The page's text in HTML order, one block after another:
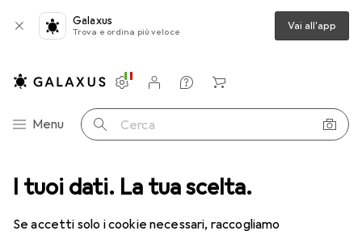
I tuoi dati. La tua scelta.
Se accetti solo i cookie necessari, raccogliamo
Galaxus
Trova e ordina più veloce Vai all'app
Categoria Navigazione
Menu Cerca
Impostazioni
Conto cliente
Liste di confronto
Liste dei desideri
Carrello
Lenti a contatto Air Optix più HydraGlyde per l'astigmatismo